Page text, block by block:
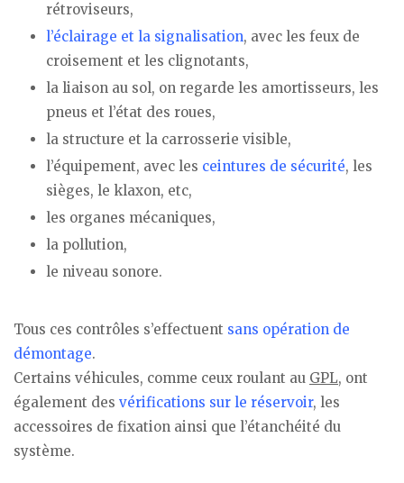
rétroviseurs,
l’éclairage et la signalisation, avec les feux de
croisement et les clignotants,
la liaison au sol, on regarde les amortisseurs, les
pneus et l’état des roues,
la structure et la carrosserie visible,
l’équipement, avec les ceintures de sécurité, les
sièges, le klaxon, etc,
les organes mécaniques,
la pollution,
le niveau sonore.
Tous ces contrôles s’effectuent sans opération de
démontage.
Certains véhicules, comme ceux roulant au GPL, ont
également des vérifications sur le réservoir, les
accessoires de fixation ainsi que l’étanchéité du
système.